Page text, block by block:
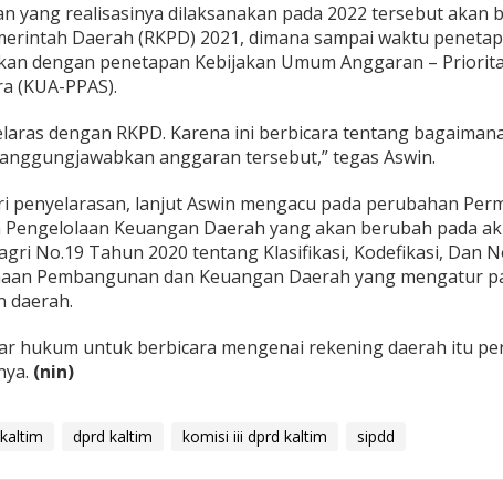
yang realisasinya dilaksanakan pada 2022 tersebut akan
Daerah (RKPD) 2021, dimana sampai waktu
dengan penetapan Kebijakan Umum Anggaran –
(KUA-PPAS).
dengan RKPD. Karena ini berbicara tentang
anggaran tersebut,” tegas Aswin.
penyelarasan, lanjut Aswin mengacu pada perubahan
Pengelolaan Keuangan Daerah yang akan berubah pada
No.19 Tahun 2020 tentang Klasifikasi, Kodefikasi, Dan
Pembangunan dan Keuangan Daerah yang mengatur
daerah.
hukum untuk berbicara mengenai rekening daerah itu
(nin)
dprd kaltim komisi iii dprd kaltim sipdd